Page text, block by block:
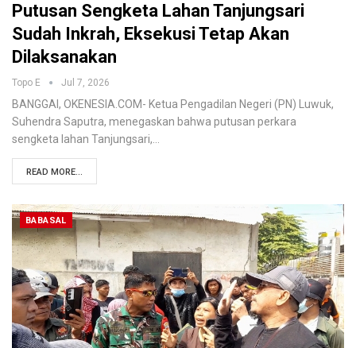
Putusan Sengketa Lahan Tanjungsari
Sudah Inkrah, Eksekusi Tetap Akan
Dilaksanakan
Topo E Jul 7, 2026
BANGGAI, OKENESIA.COM- Ketua Pengadilan Negeri (PN) Luwuk,
Suhendra Saputra, menegaskan bahwa putusan perkara
sengketa lahan Tanjungsari,…
READ MORE...
BABASAL